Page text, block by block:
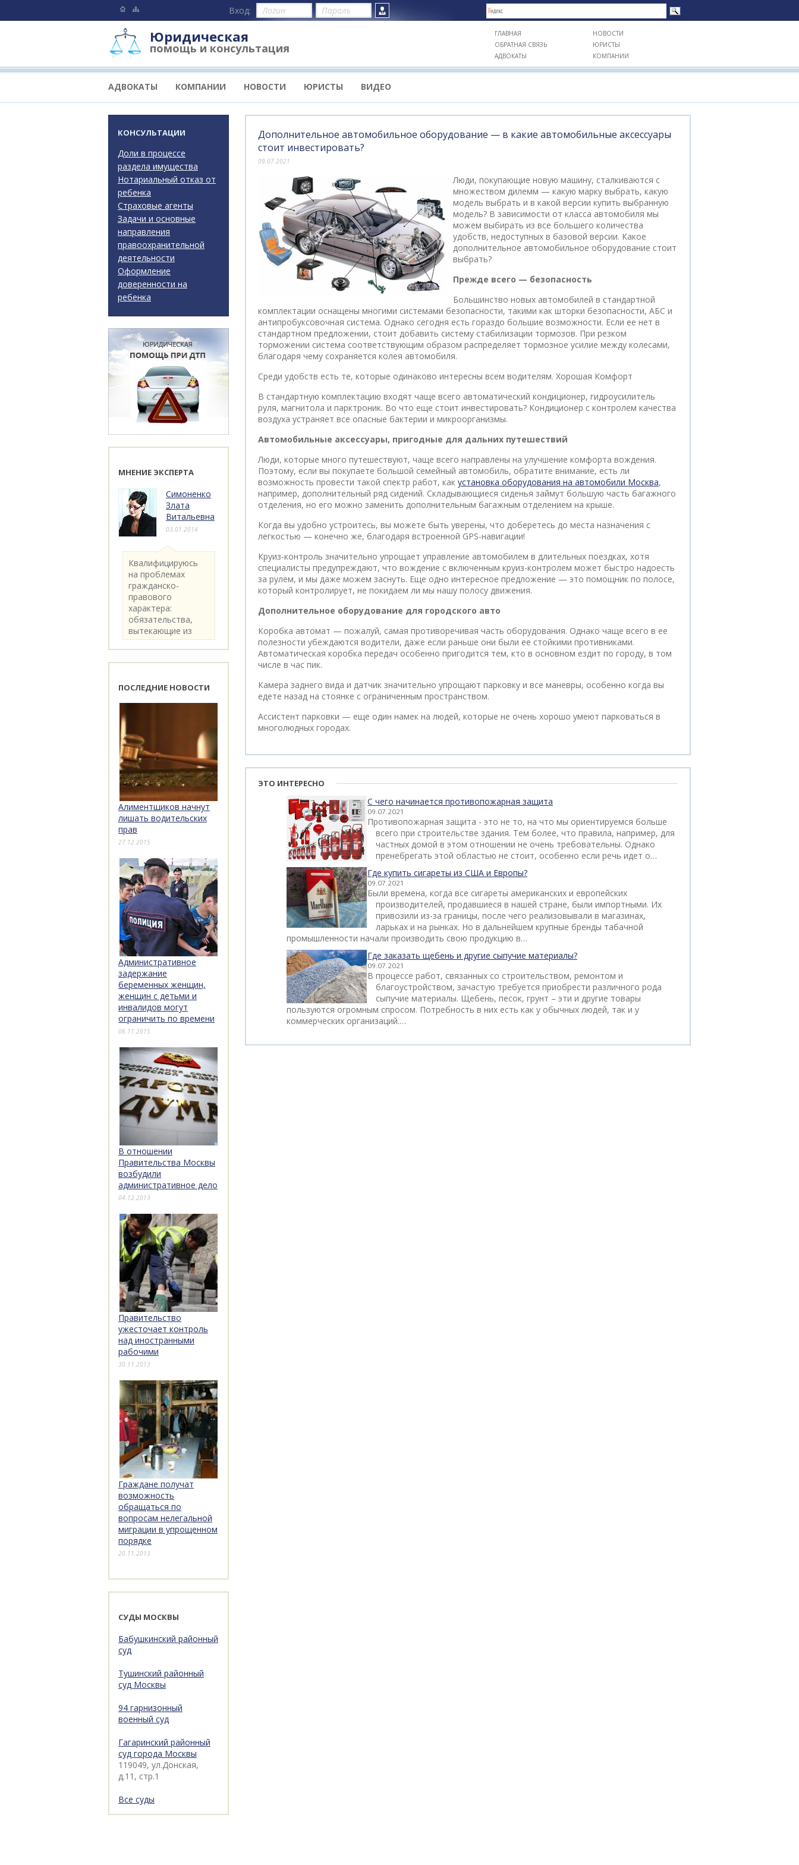
Вход:
Юридическая
помощь и консультация
ГЛАВНАЯ
НОВОСТИ
ОБРАТНАЯ СВЯЗЬ
ЮРИСТЫ
АДВОКАТЫ
КОМПАНИИ
АДВОКАТЫ КОМПАНИИ НОВОСТИ ЮРИСТЫ ВИДЕО
Дополнительное автомобильное оборудование — в какие автомобильные аксессуары
стоит инвестировать?
09.07.2021
Люди, покупающие новую машину, сталкиваются с
множеством дилемм — какую марку выбрать, какую
модель выбрать и в какой версии купить выбранную
модель? В зависимости от класса автомобиля мы
можем выбирать из все большего количества
удобств, недоступных в базовой версии. Какое
дополнительное автомобильное оборудование стоит
выбрать?
Прежде всего — безопасность
Большинство новых автомобилей в стандартной
комплектации оснащены многими системами безопасности, такими как шторки безопасности, АБС и
антипробуксовочная система. Однако сегодня есть гораздо большие возможности. Если ее нет в
стандартном предложении, стоит добавить систему стабилизации тормозов. При резком
торможении система соответствующим образом распределяет тормозное усилие между колесами,
благодаря чему сохраняется колея автомобиля.
Среди удобств есть те, которые одинаково интересны всем водителям. Хорошая Комфорт
В стандартную комплектацию входят чаще всего автоматический кондиционер, гидроусилитель
руля, магнитола и парктроник. Во что еще стоит инвестировать? Кондиционер с контролем качества
воздуха устраняет все опасные бактерии и микроорганизмы.
Автомобильные аксессуары, пригодные для дальних путешествий
Люди, которые много путешествуют, чаще всего направлены на улучшение комфорта вождения.
Поэтому, если вы покупаете большой семейный автомобиль, обратите внимание, есть ли
возможность провести такой спектр работ, как установка оборудования на автомобили Москва,
например, дополнительный ряд сидений. Складывающиеся сиденья займут большую часть багажного
отделения, но его можно заменить дополнительным багажным отделением на крыше.
Когда вы удобно устроитесь, вы можете быть уверены, что доберетесь до места назначения с
легкостью — конечно же, благодаря встроенной GPS-навигации!
Круиз-контроль значительно упрощает управление автомобилем в длительных поездках, хотя
специалисты предупреждают, что вождение с включенным круиз-контролем может быстро надоесть
за рулем, и мы даже можем заснуть. Еще одно интересное предложение — это помощник по полосе,
который контролирует, не покидаем ли мы нашу полосу движения.
Дополнительное оборудование для городского авто
Коробка автомат — пожалуй, самая противоречивая часть оборудования. Однако чаще всего в ее
полезности убеждаются водители, даже если раньше они были ее стойкими противниками.
Автоматическая коробка передач особенно пригодится тем, кто в основном ездит по городу, в том
числе в час пик.
Камера заднего вида и датчик значительно упрощают парковку и все маневры, особенно когда вы
едете назад на стоянке с ограниченным пространством.
Ассистент парковки — еще один намек на людей, которые не очень хорошо умеют парковаться в
многолюдных городах.
ЭТО ИНТЕРЕСНО
С чего начинается противопожарная защита
09.07.2021
Противопожарная защита - это не то, на что мы ориентируемся больше
всего при строительстве здания. Тем более, что правила, например, для
частных домой в этом отношении не очень требовательны. Однако
пренебрегать этой областью не стоит, особенно если речь идет о…
Где купить сигареты из США и Европы?
09.07.2021
Были времена, когда все сигареты американских и европейских
производителей, продавшиеся в нашей стране, были импортными. Их
привозили из-за границы, после чего реализовывали в магазинах,
ларьках и на рынках. Но в дальнейшем крупные бренды табачной
промышленности начали производить свою продукцию в…
Где заказать щебень и другие сыпучие материалы?
09.07.2021
В процессе работ, связанных со строительством, ремонтом и
благоустройством, зачастую требуется приобрести различного рода
сыпучие материалы. Щебень, песок, грунт – эти и другие товары
пользуются огромным спросом. Потребность в них есть как у обычных людей, так и у
коммерческих организаций.…
КОНСУЛЬТАЦИИ
Доли в процессе
раздела имущества
Нотариальный отказ от
ребенка
Страховые агенты
Задачи и основные
направления
правоохранительной
деятельности
Оформление
доверенности на
ребенка
МНЕНИЕ ЭКСПЕРТА
Симоненко
Злата
Витальевна
03.01.2014
Квалифицируюсь
на проблемах
гражданско-
правового
характера:
обязательства,
вытекающие из
категории..
ПОСЛЕДНИЕ НОВОСТИ
Алиментщиков начнут
лишать водительских
прав
27.12.2015
Административное
задержание
беременных женщин,
женщин с детьми и
инвалидов могут
ограничить по времени
06.11.2015
В отношении
Правительства Москвы
возбудили
административное дело
04.12.2013
Правительство
ужесточает контроль
над иностранными
рабочими
30.11.2013
Граждане получат
возможность
обращаться по
вопросам нелегальной
миграции в упрощенном
порядке
20.11.2013
СУДЫ МОСКВЫ
Бабушкинский районный
суд
Тушинский районный
суд Москвы
94 гарнизонный
военный суд
Гагаринский районный
суд города Москвы
119049, ул.Донская,
д.11, стр.1
Все суды